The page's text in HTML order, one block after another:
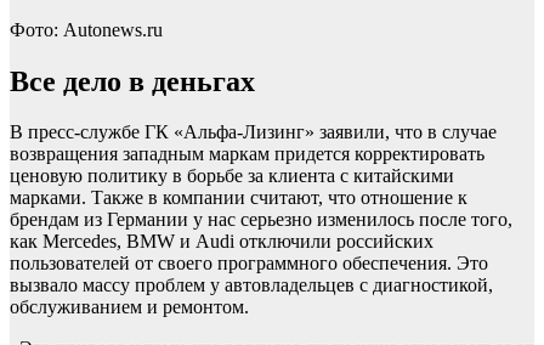
Фото: Autonews.ru
Все дело в деньгах
В пресс-службе ГК «Альфа-Лизинг» заявили, что в случае
возвращения западным маркам придется корректировать
ценовую политику в борьбе за клиента с китайскими
марками. Также в компании считают, что отношение к
брендам из Германии у нас серьезно изменилось после того,
как Mercedes, BMW и Audi отключили российских
пользователей от своего программного обеспечения. Это
вызвало массу проблем у автовладельцев с диагностикой,
обслуживанием и ремонтом.